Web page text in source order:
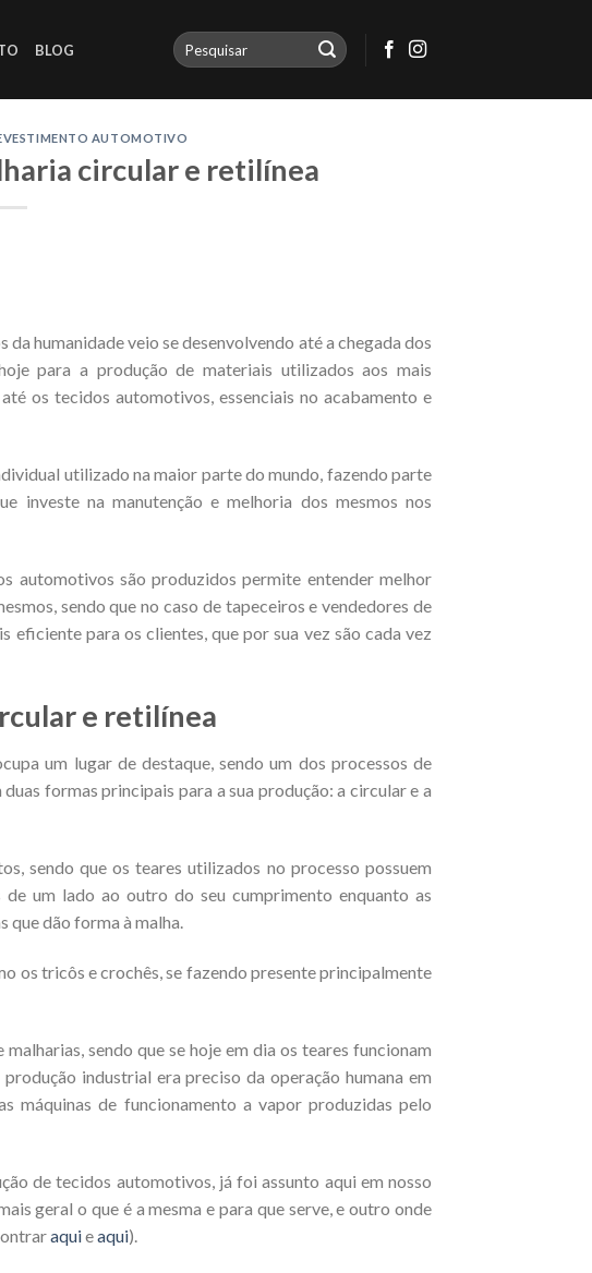
BLOG
AUTOMOTIVO
circular e retilínea
humanidade veio se desenvolvendo até a chegada dos
para a produção de materiais utilizados aos mais
os tecidos automotivos, essenciais no acabamento e
utilizado na maior parte do mundo, fazendo parte
investe na manutenção e melhoria dos mesmos nos
automotivos são produzidos permite entender melhor
sendo que no caso de tapeceiros e vendedores de
eficiente para os clientes, que por sua vez são cada vez
e retilínea
um lugar de destaque, sendo um dos processos de
formas principais para a sua produção: a circular e a
sendo que os teares utilizados no processo possuem
um lado ao outro do seu cumprimento enquanto as
que dão forma à malha.
os tricôs e crochês, se fazendo presente principalmente
sendo que se hoje em dia os teares funcionam
industrial era preciso da operação humana em
máquinas de funcionamento a vapor produzidas pelo
de tecidos automotivos, já foi assunto aqui em nosso
geral o que é a mesma e para que serve, e outro onde
aquieaqui).